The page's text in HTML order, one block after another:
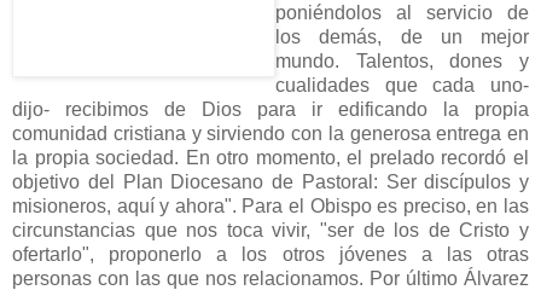
poniéndolos al servicio de
los demás, de un mejor
mundo. Talentos, dones y
cualidades que cada uno-
dijo- recibimos de Dios para ir edificando la propia
comunidad cristiana y sirviendo con la generosa entrega en
la propia sociedad. En otro momento, el prelado recordó el
objetivo del Plan Diocesano de Pastoral: Ser discípulos y
misioneros, aquí y ahora". Para el Obispo es preciso, en las
circunstancias que nos toca vivir, "ser de los de Cristo y
ofertarlo", proponerlo a los otros jóvenes a las otras
personas con las que nos relacionamos. Por último Álvarez